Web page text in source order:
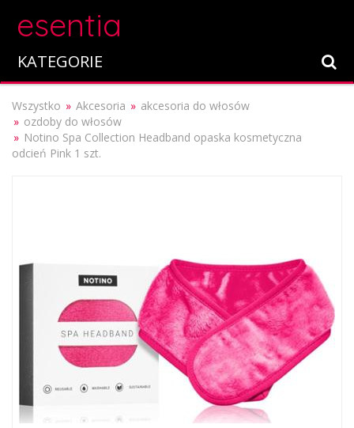
esentia
KATEGORIE
Wszystko Akcesoria
akcesoria do włosów
ozdoby do włosów
Notino Spa Collection Headband opaska kosmetyczna
odcień Pink 1 szt.